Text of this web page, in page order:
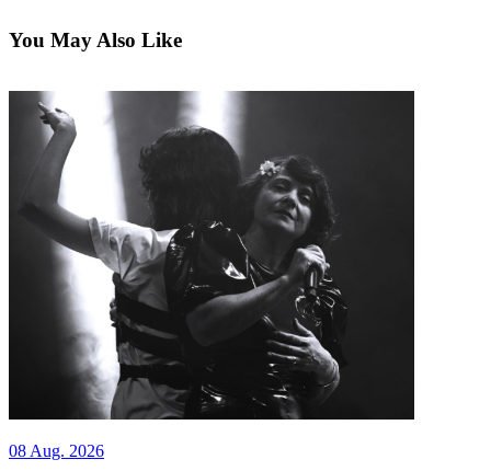
You May Also Like
08 Aug. 2026